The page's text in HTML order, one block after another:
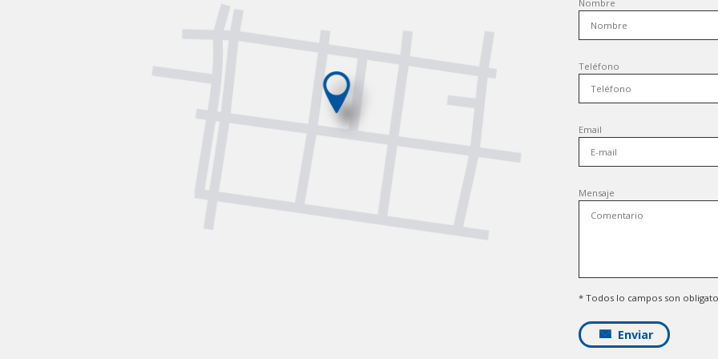
Nombre
Teléfono
Email
Mensaje
* Todos lo campos son
Enviar